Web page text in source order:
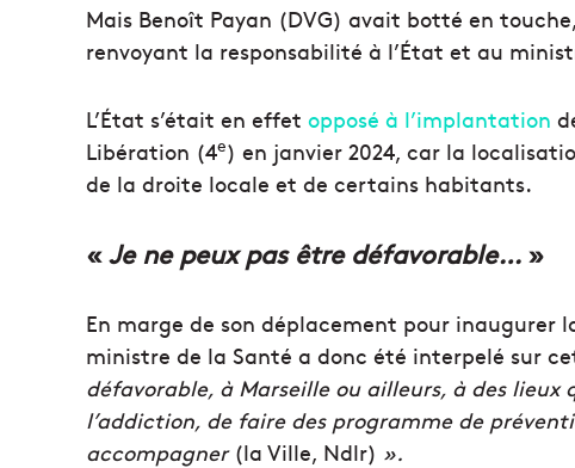
Mais Benoît Payan (DVG) avait botté en
renvoyant la responsabilité à l’État et au
L’État s’était en effet opposé à l’implantation
Libération (4e) en janvier 2024, car la
de la droite locale et de certains habitants.
«Je ne peux pas être défavorable… »
En marge de son déplacement pour inaugurer
ministre de la Santé a donc été interpelé sur
défavorable, à Marseille ou ailleurs, à des
l’addiction, de faire des programme de
accompagner(la Ville, Ndlr) ».